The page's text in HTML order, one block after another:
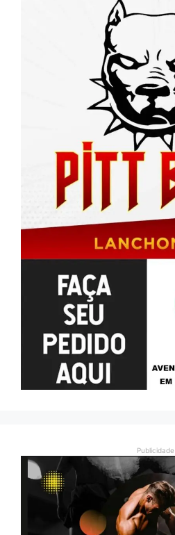
Publicidade